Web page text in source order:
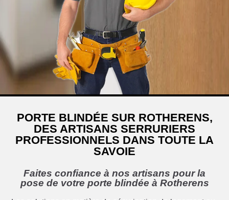
PORTE BLINDÉE SUR ROTHERENS,
DES ARTISANS SERRURIERS
PROFESSIONNELS DANS TOUTE LA
SAVOIE
Faites confiance à nos artisans pour la
pose de votre porte blindée à Rotherens